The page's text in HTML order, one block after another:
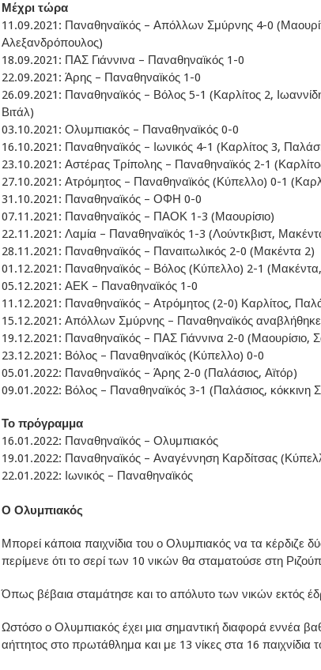
Μέχρι τώρα
11.09.2021: Παναθηναϊκός – Απόλλων Σμύρνης 4-0
Αλεξανδρόπουλος)
18.09.2021: ΠΑΣ Γιάννινα – Παναθηναϊκός 1-0
22.09.2021: Άρης – Παναθηναϊκός 1-0
26.09.2021: Παναθηναϊκός – Βόλος 5-1 (Καρλίτος 2,
Βιτάλ)
03.10.2021: Ολυμπιακός – Παναθηναϊκός 0-0
16.10.2021: Παναθηναϊκός – Ιωνικός 4-1 (Καρλίτος 3,
23.10.2021: Αστέρας Τρίπολης – Παναθηναϊκός 2-1
27.10.2021: Ατρόμητος – Παναθηναϊκός (Κύπελλο) 0-1
31.10.2021: Παναθηναϊκός – ΟΦΗ 0-0
07.11.2021: Παναθηναϊκός – ΠΑΟΚ 1-3 (Μαουρίσιο)
22.11.2021: Λαμία – Παναθηναϊκός 1-3 (Λούντκβιστ,
28.11.2021: Παναθηναϊκός – Παναιτωλικός 2-0 (Μακέντα 2)
01.12.2021: Παναθηναϊκός – Βόλος (Κύπελλο) 2-1
05.12.2021: ΑΕΚ – Παναθηναϊκός 1-0
11.12.2021: Παναθηναϊκός – Ατρόμητος (2-0) Καρλίτος,
15.12.2021: Απόλλων Σμύρνης – Παναθηναϊκός αναβλήθηκε
19.12.2021: Παναθηναϊκός – ΠΑΣ Γιάννινα 2-0 (Μαουρίσιο,
23.12.2021: Βόλος – Παναθηναϊκός (Κύπελλο) 0-0
05.01.2022: Παναθηναϊκός – Άρης 2-0 (Παλάσιος, Αϊτόρ)
09.01.2022: Βόλος – Παναθηναϊκός 3-1 (Παλάσιος, κόκκινη
Το πρόγραμμα
16.01.2022: Παναθηναϊκός – Ολυμπιακός
19.01.2022: Παναθηναϊκός – Αναγέννηση Καρδίτσας
22.01.2022: Ιωνικός – Παναθηναϊκός
Ο Ολυμπιακός
Μπορεί κάποια παιχνίδια του ο Ολυμπιακός να τα κέρδιζε
περίμενε ότι το σερί των 10 νικών θα σταματούσε στη
Όπως βέβαια σταμάτησε και το απόλυτο των νικών εκτός
Ωστόσο ο Ολυμπιακός έχει μια σημαντική διαφορά εννέα
αήττητος στο πρωτάθλημα και με 13 νίκες στα 16 παιχνίδια